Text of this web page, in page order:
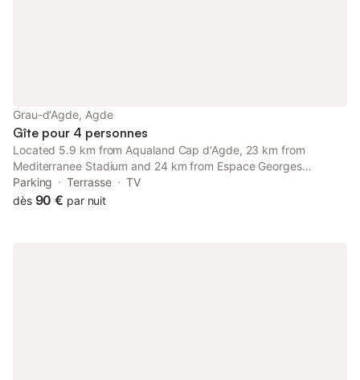
Grau-d'Agde, Agde
Gîte pour 4 personnes
Located 5.9 km from Aqualand Cap d'Agde, 23 km from
Mediterranee Stadium and 24 km from Espace Georges
Brassens, Studio bord de mer GRAU D'AGDE offers
accommodation situated in Le Grau-dʼAgde.
Parking Terrasse
TV
dès 90 € par nuit